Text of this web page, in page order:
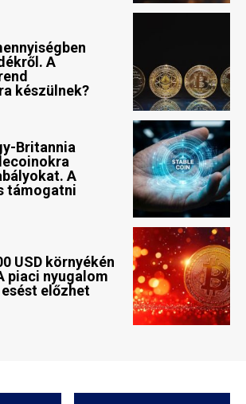
A
készülnek?
Britannia
A
támogatni
USD környékén
piaci nyugalom
előzhet